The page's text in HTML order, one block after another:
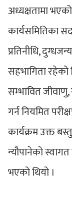
अध्यक्षतामा
कार्यसमितिका
प्रतिनीधि,
सहभागिता रहेको
सम्भावित जीवाणु,
गर्न नियमित
कार्यक्रम उक्त
न्यौपानेको
भएको थियो ।